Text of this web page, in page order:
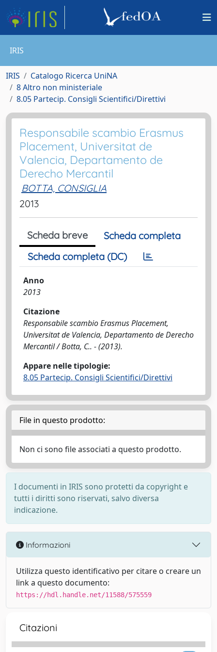
IRIS
IRIS
Catalogo Ricerca UniNA
8 Altro non ministeriale
8.05 Partecip. Consigli Scientifici/Direttivi
Responsabile scambio Erasmus
Placement, Universitat de
Valencia, Departamento de
Derecho Mercantil
BOTTA, CONSIGLIA
2013
Scheda breve
Scheda completa
Scheda completa (DC)
Anno
2013
Citazione
Responsabile scambio Erasmus Placement,
Universitat de Valencia, Departamento de Derecho
Mercantil / Botta, C.. - (2013).
Appare nelle tipologie:
8.05 Partecip. Consigli Scientifici/Direttivi
File in questo prodotto:
Non ci sono file associati a questo prodotto.
I documenti in IRIS sono protetti da copyright e
tutti i diritti sono riservati, salvo diversa
indicazione.
Informazioni
Utilizza questo identificativo per citare o creare un
link a questo documento:
https://hdl.handle.net/11588/575559
Citazioni